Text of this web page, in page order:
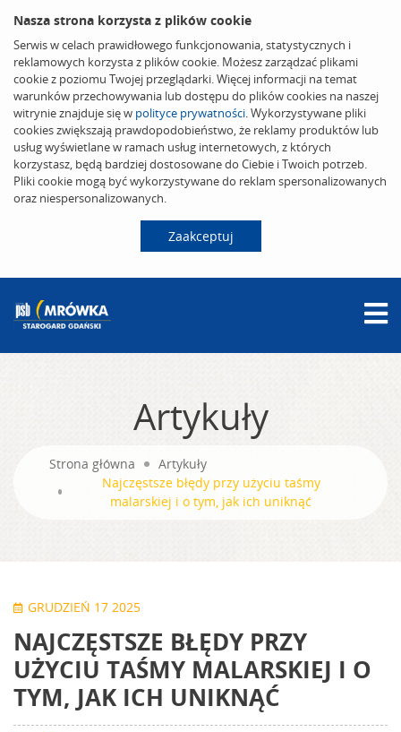
Nasza strona korzysta z plików cookie
Serwis w celach prawidłowego funkcjonowania, statystycznych i
reklamowych korzysta z plików cookie. Możesz zarządzać plikami
cookie z poziomu Twojej przeglądarki. Więcej informacji na temat
warunków przechowywania lub dostępu do plików cookies na naszej
witrynie znajduje się w polityce prywatności. Wykorzystywane pliki
cookies zwiększają prawdopodobieństwo, że reklamy produktów lub
usług wyświetlane w ramach usług internetowych, z których
korzystasz, będą bardziej dostosowane do Ciebie i Twoich potrzeb.
Pliki cookie mogą być wykorzystywane do reklam spersonalizowanych
oraz niespersonalizowanych.
Zaakceptuj
Artykuły
Strona główna
Artykuły
Najczęstsze błędy przy użyciu taśmy
malarskiej i o tym, jak ich uniknąć
GRUDZIEŃ 17 2025
NAJCZĘSTSZE BŁĘDY PRZY
UŻYCIU TAŚMY MALARSKIEJ I O
TYM, JAK ICH UNIKNĄĆ